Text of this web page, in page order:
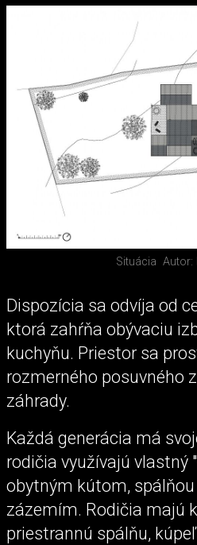
Situácia Autor:
Dispozícia sa odvíja od
ktorá zahŕňa obývaciu
kuchyňu. Priestor sa
rozmerného posuvného
záhrady.
Každá generácia má
rodičia využívajú vlastný
obytným kútom,
zázemím. Rodičia majú
priestrannú spálňu,